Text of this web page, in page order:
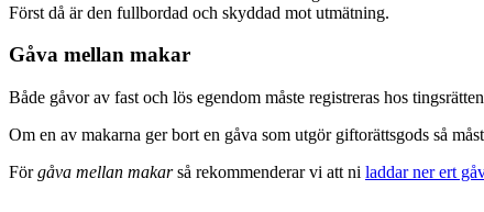
Först då är den fullbordad och skyddad mot utmätning.
Gåva mellan makar
Både gåvor av fast och lös egendom måste registreras hos
Om en av makarna ger bort en gåva som utgör giftorättsgods så
Förgåva mellan makarså rekommenderar vi att ni laddar ner ert